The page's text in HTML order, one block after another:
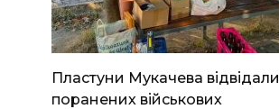
Пластуни Мукачева відвідали
поранених військових